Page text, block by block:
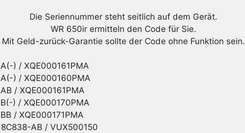
Die Seriennummer steht seitlich auf dem Gerät.
WR 650ir ermitteln den Code für Sie.
Mit Geld-zurück-Garantie sollte der Code ohne Funktion sein.
) / XQE000161PMA
) / XQE000160PMA
/ XQE000161PMA
) / XQE000170PMA
/ XQE000171PMA
AB / VUX500150